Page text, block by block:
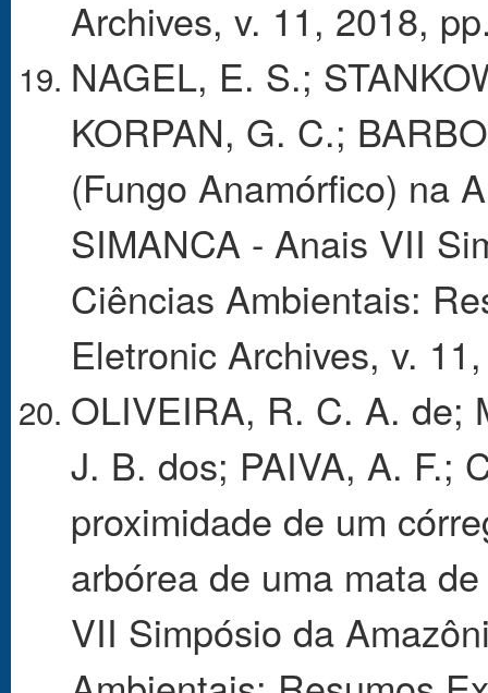
Archives, v. 11, 2018,
NAGEL, E. S.;
KORPAN, G. C.;
(Fungo Anamórfico) na
SIMANCA - Anais VII
Ciências Ambientais:
Eletronic Archives, v.
OLIVEIRA, R. C. A. de;
J. B. dos; PAIVA, A. F.;
proximidade de um
arbórea de uma mata
VII Simpósio da